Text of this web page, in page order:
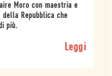
Moro con maestria e
Repubblica che
più.
Leggi